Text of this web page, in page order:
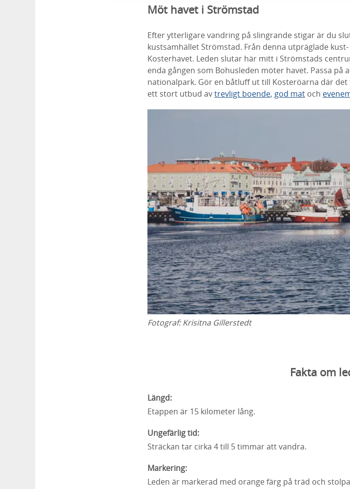
Möt havet i Strömstad
Efter ytterligare vandring på slingrande stigar är du
kustsamhället Strömstad. Från denna utpräglade
Kosterhavet. Leden slutar här mitt i Strömstads
enda gången som Bohusleden möter havet. Passa på
nationalpark. Gör en båtluff ut till Kosteröarna där
ett stort utbud avtrevligt boende, god mat och
Fotograf:Krisitna Gillerstedt
Fakta om
Längd:
Etappen är 15 kilometer lång.
Ungefärlig tid:
Sträckan tar cirka 4 till 5 timmar att vandra.
Markering:
Leden är markerad med orange färg på träd och